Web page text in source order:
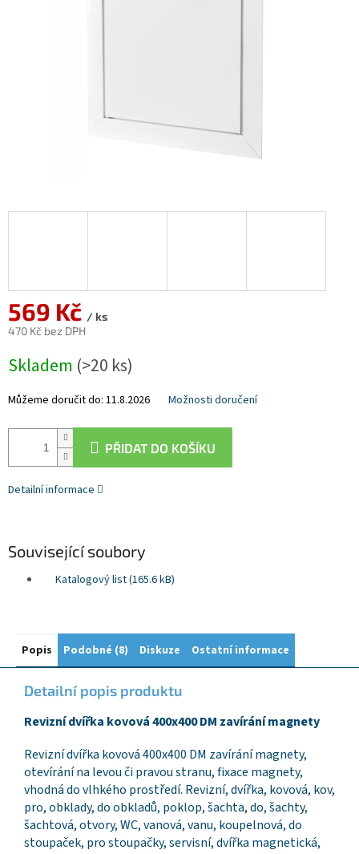
569 Kč / ks
470 Kč bez DPH
cena:
Skladem (>20 ks)
Můžeme doručit do: 11.8.2026 Možnosti doručení
PŘIDAT DO KOŠÍKU
Detailní informace
Související soubory
Katalogový list (165.6 kB)
Popis Podobné (8) Diskuze Ostatní informace
Detailní popis produktu
Revizní dvířka kovová 400x400 DM zavírání magnety
Revizní dvířka kovová 400x400 DM zavírání magnety,
otevírání na levou či pravou stranu, fixace magnety,
vhodná do vlhkého prostředí. Revizní, dvířka, kovová, kov,
pro, obklady, do obkladů, poklop, šachta, do, šachty,
šachtová, otvory, WC, vanová, vanu, koupelnová, do
stoupaček, pro stoupačky, servisní, dvířka magnetická,